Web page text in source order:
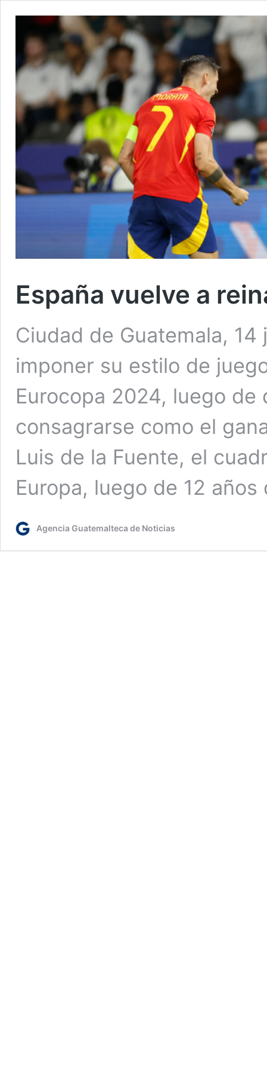
España vuelve a
Ciudad de Guatemala, 14
imponer su estilo de
Eurocopa 2024, luego
consagrarse como el
Luis de la Fuente, el
Europa, luego de 12
Agencia Guatemalteca de Noticias